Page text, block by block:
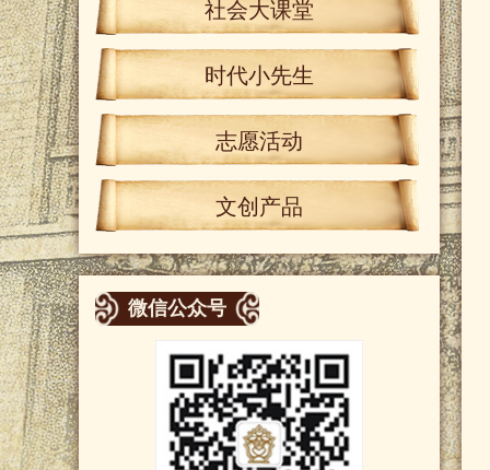
社会大课堂
时代小先生
志愿活动
文创产品
微信公众号